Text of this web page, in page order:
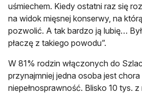
uśmiechem. Kiedy ostatni raz się
na widok mięsnej konserwy, na
pozwolić. A tak bardzo ją lubię…
płaczę z takiego powodu”.
W 81% rodzin włączonych do
przynajmniej jedna osoba jest chora
niepełnosprawność. Blisko 10 tys.